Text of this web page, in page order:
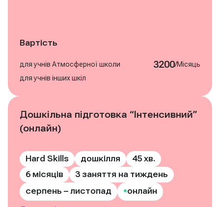
Вартість
для учнів Атмосферної школи 3200/Місяць
для учнів інших шкіл
Записатись на курс
Дошкільна підготовка “Інтенсивний”
(онлайн)
Hard Skills дошкілля
45 хв.
6 місяців
3 заняття на тиждень
серпень – листопад
•онлайн